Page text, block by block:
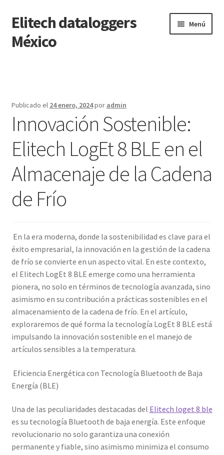
Saltar
a
navegación
Ir
al
contenido
Elitech dataloggers
México
Menú
Finalizar compra
Mi cuenta
Página de ejemplo
Tienda
Publicado el 24 enero, 2024por admin
Innovación Sostenible:
Elitech LogEt 8 BLE en el
Almacenaje de la Cadena
de Frío
En la era moderna, donde la sostenibilidad es clave para el
éxito empresarial, la innovación en la gestión de la cadena
de frío se convierte en un aspecto vital. En este contexto,
el Elitech LogEt 8 BLE emerge como una herramienta
pionera, no solo en términos de tecnología avanzada, sino
asimismo en su contribución a prácticas sostenibles en el
almacenamiento de la cadena de frío. En el artículo,
exploraremos de qué forma la tecnología LogEt 8 BLE está
impulsando la innovación sostenible en el manejo de
artículos sensibles a la temperatura.
Eficiencia Energética con Tecnología Bluetooth de Baja
Energía (BLE)
Una de las peculiaridades destacadas del Elitech loget 8 ble
es su tecnología Bluetooth de baja energía. Este enfoque
revolucionario no solo garantiza una conexión
permanente y fiable, sino asimismo minimiza el consumo